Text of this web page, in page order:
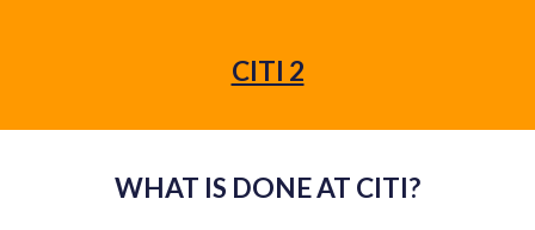
CITI 2
WHAT IS DONE AT CITI?